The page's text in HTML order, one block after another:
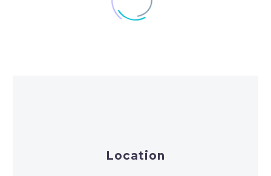
Location